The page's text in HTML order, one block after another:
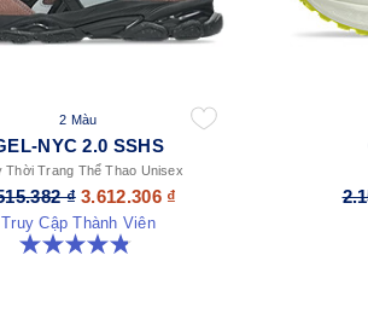
2 Màu
NYC 2.0 SSHS
Thời Trang Thể Thao Unisex
₫ 3.612.306 ₫
Truy Cập Thành Viên
4.8 trong số 5 sao. 31 đánh giá